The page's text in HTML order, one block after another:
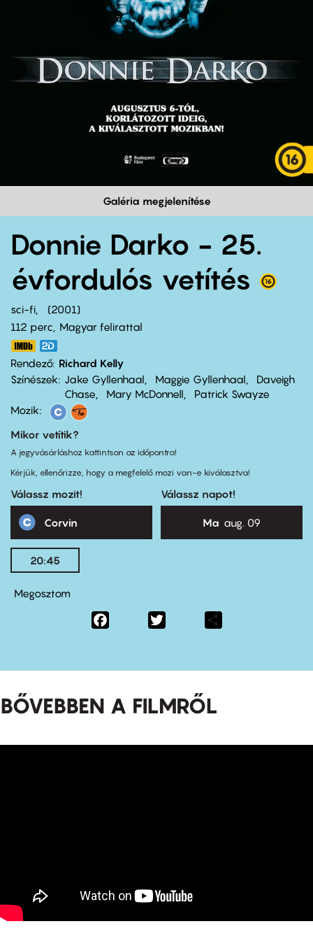
Galéria megjelenítése
Donnie Darko - 25.
évfordulós vetítés
sci-fi
2001
112 perc,
Magyar felirattal
Rendező Richard Kelly
Színészek
Jake Gyllenhaal Maggie Gyllenhaal
Daveigh
Chase
Mary McDonnell
Patrick Swayze
Mozik:
Mikor vetítik?
A jegyvásárláshoz kattintson az időpontra!
Kérjük, ellenőrizze, hogy a megfelelő mozi van-e kiválasztva!
Válassz mozit!
Corvin
Válassz napot!
Ma aug. 09
20:45
Megosztom
Facebook
BŐVEBBEN A FILMRŐL